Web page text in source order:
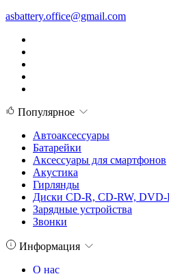
asbattery.office@gmail.com
Популярное
Автоаксессуары
Батарейки
Аксессуары для смартфонов
Акустика
Гирлянды
Диски CD-R, CD-RW,
Зарядные устройства
Звонки
Информация
О нас